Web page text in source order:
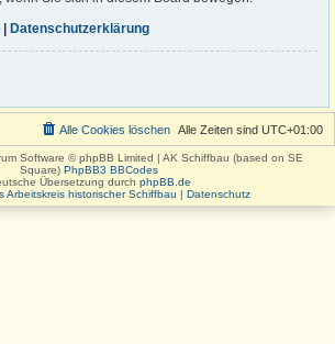
| Datenschutzerklärung
Alle Zeiten sind UTC+01:00
Alle Cookies löschen
Software © phpBB Limited | AK Schiffbau (based on SE
Square) PhpBB3 BBCodes
Übersetzung durch phpBB.de
Arbeitskreis historischer Schiffbau | Datenschutz